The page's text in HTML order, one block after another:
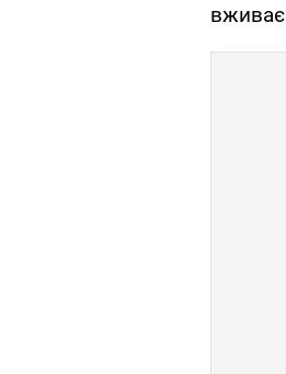
вживає